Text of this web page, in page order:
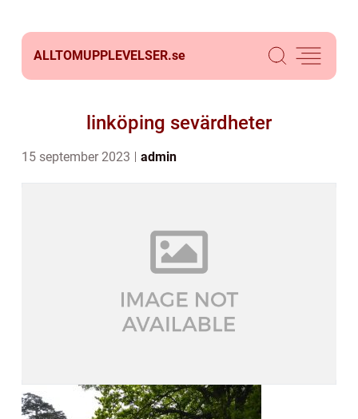
ALLTOMUPPLEVELSER.se
linköping sevärdheter
15 september 2023 admin